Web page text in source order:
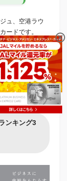
ュ、空港ラウ
ードです。
カード
む
ンキング3